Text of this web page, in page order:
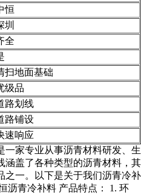
恒
圳
全
扫地面基础
级品
路划线
路铺设
速响应
一家专业从事沥青材料研发、生
涵盖了各种类型的沥青材料，其
之一。以下是关于我们沥青冷补
沥青冷补料 产品特点： 1. 环